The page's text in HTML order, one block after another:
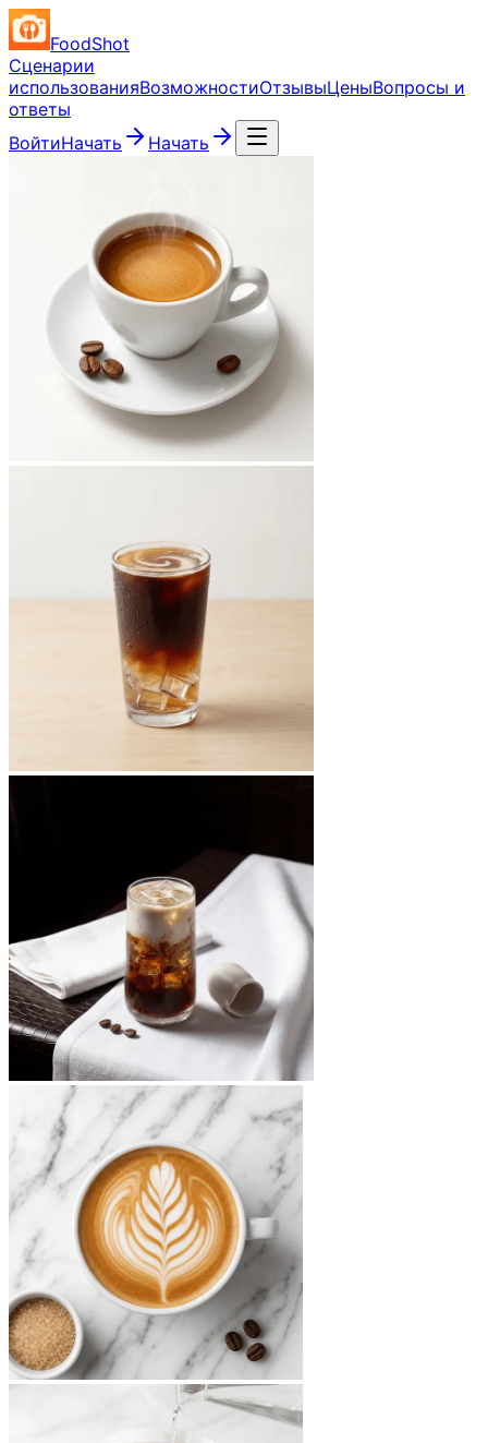
FoodShot
Сценарии
использованияВозможностиОтзывыЦеныВопросы и
ответы
ВойтиНачать Начать